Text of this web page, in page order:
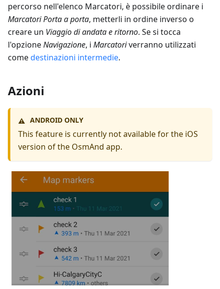
percorso nell'elenco Marcatori, è possibile ordinare i
MarcatoriPorta a porta, metterli in ordine inverso o
creare un Viaggio di andata e ritorno. Se si tocca
l'opzioneNavigazione, i Marcatoriverranno utilizzati
comedestinazioni intermedie.
Azioni
⚠️ ANDROID ONLY
This feature is currently not available for the iOS
version of the OsmAnd app.